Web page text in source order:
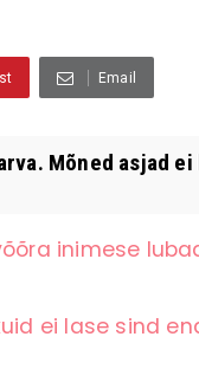
Email
Mõned asjad
inimese
ei lase sind